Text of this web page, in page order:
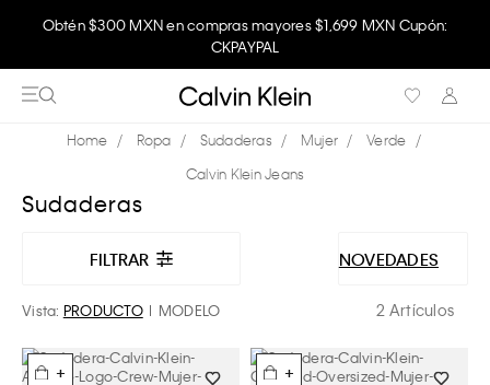
Obtén $300 MXN en compras mayores $1,699 MXN Cupón:
CKPAYPAL
Ropa Sudaderas Mujer
Verde
Calvin Klein Jeans
Sudaderas
FILTRAR NOVEDADES
Vista: PRODUCTO MODELO 2 Artículos
+ +